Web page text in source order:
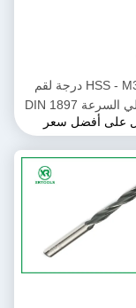
HSS - M35 118 درجة لقم
الثقب عالي السرعة DIN 1897
ممتد الطول
على أفضل سعر